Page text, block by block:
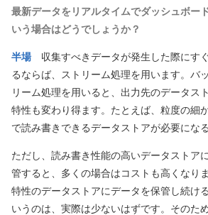
最新データをリアルタイムでダッシュボー
いう場合はどうでしょうか？
半場収集すべきデータが発生した際にす
るならば、ストリーム処理を用います。バ
リーム処理を用いると、出力先のデータス
特性も変わり得ます。たとえば、粒度の細
で読み書きできるデータストアが必要にな
ただし、読み書き性能の高いデータストア
管すると、多くの場合はコストも高くなり
特性のデータストアにデータを保管し続け
いうのは、実際は少ないはずです。そのた